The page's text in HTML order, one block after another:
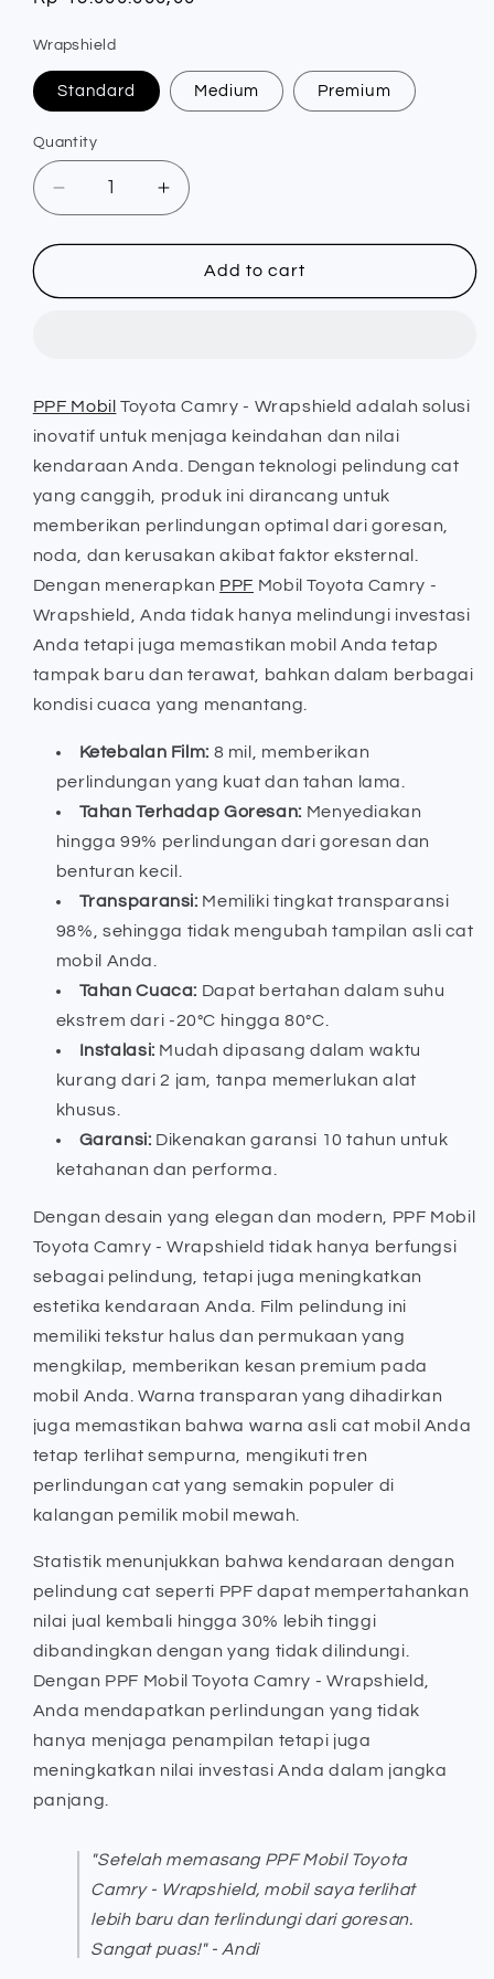
Wrapshield
Standard Medium Premium
Quantity
Quantity
Decrease
quantity
for
Mobil
Increase
quantity
for
Mobil
Add to cart
PPF Mobil Toyota Camry - Wrapshield adalah solusi
inovatif untuk menjaga keindahan dan nilai
kendaraan Anda. Dengan teknologi pelindung cat
yang canggih, produk ini dirancang untuk
memberikan perlindungan optimal dari goresan,
noda, dan kerusakan akibat faktor eksternal.
Dengan menerapkan PPF Mobil Toyota Camry -
Wrapshield, Anda tidak hanya melindungi investasi
Anda tetapi juga memastikan mobil Anda tetap
tampak baru dan terawat, bahkan dalam berbagai
kondisi cuaca yang menantang.
Ketebalan Film: 8 mil, memberikan
perlindungan yang kuat dan tahan lama.
Tahan Terhadap Goresan: Menyediakan
hingga 99% perlindungan dari goresan dan
benturan kecil.
Transparansi: Memiliki tingkat transparansi
98%, sehingga tidak mengubah tampilan asli cat
mobil Anda.
Tahan Cuaca: Dapat bertahan dalam suhu
ekstrem dari -20°C hingga 80°C.
Instalasi: Mudah dipasang dalam waktu
kurang dari 2 jam, tanpa memerlukan alat
khusus.
Garansi: Dikenakan garansi 10 tahun untuk
ketahanan dan performa.
Dengan desain yang elegan dan modern, PPF Mobil
Toyota Camry - Wrapshield tidak hanya berfungsi
sebagai pelindung, tetapi juga meningkatkan
estetika kendaraan Anda. Film pelindung ini
memiliki tekstur halus dan permukaan yang
mengkilap, memberikan kesan premium pada
mobil Anda. Warna transparan yang dihadirkan
juga memastikan bahwa warna asli cat mobil Anda
tetap terlihat sempurna, mengikuti tren
perlindungan cat yang semakin populer di
kalangan pemilik mobil mewah.
Statistik menunjukkan bahwa kendaraan dengan
pelindung cat seperti PPF dapat mempertahankan
nilai jual kembali hingga 30% lebih tinggi
dibandingkan dengan yang tidak dilindungi.
Dengan PPF Mobil Toyota Camry - Wrapshield,
Anda mendapatkan perlindungan yang tidak
hanya menjaga penampilan tetapi juga
meningkatkan nilai investasi Anda dalam jangka
panjang.
"Setelah memasang PPF Mobil Toyota
Camry - Wrapshield, mobil saya terlihat
lebih baru dan terlindungi dari goresan.
Sangat puas!" - Andi